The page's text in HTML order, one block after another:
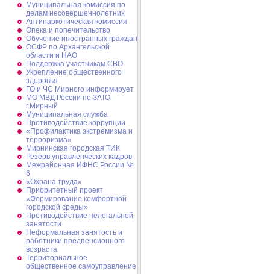
Муниципальная комиссия по
делам несовершеннолетних
Антинаркотическая комиссия
Опека и попечительство
Обучение иностранных граждан
ОСФР по Архангельской
области и НАО
Поддержка участникам СВО
Укрепление общественного
здоровья
ГО и ЧС Мирного информирует
МО МВД России по ЗАТО
г.Мирный
Муниципальная cлужба
Противодействие коррупции
«Профилактика экстремизма и
терроризма»
Мирнинская городская ТИК
Резерв управленческих кадров
Межрайонная ИФНС России №
6
«Охрана труда»
Приоритетный проект
«Формирование комфортной
городской среды»
Противодействие нелегальной
занятости
Неформальная занятость и
работники предпенсионного
возраста
Территориальное
общественное самоуправление